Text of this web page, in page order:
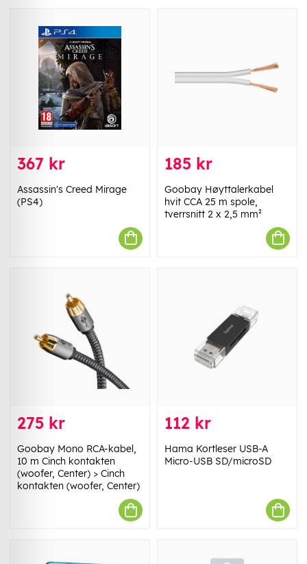
367 kr
Assassin's Creed Mirage
(PS4)
185 kr
Goobay Høyttalerkabel
hvit CCA 25 m spole,
tverrsnitt 2 x 2,5 mm²
275 kr
Goobay Mono RCA-kabel,
10 m Cinch kontakten
(woofer, Center) > Cinch
kontakten (woofer, Center)
112 kr
Hama Kortleser USB-A
Micro-USB SD/microSD